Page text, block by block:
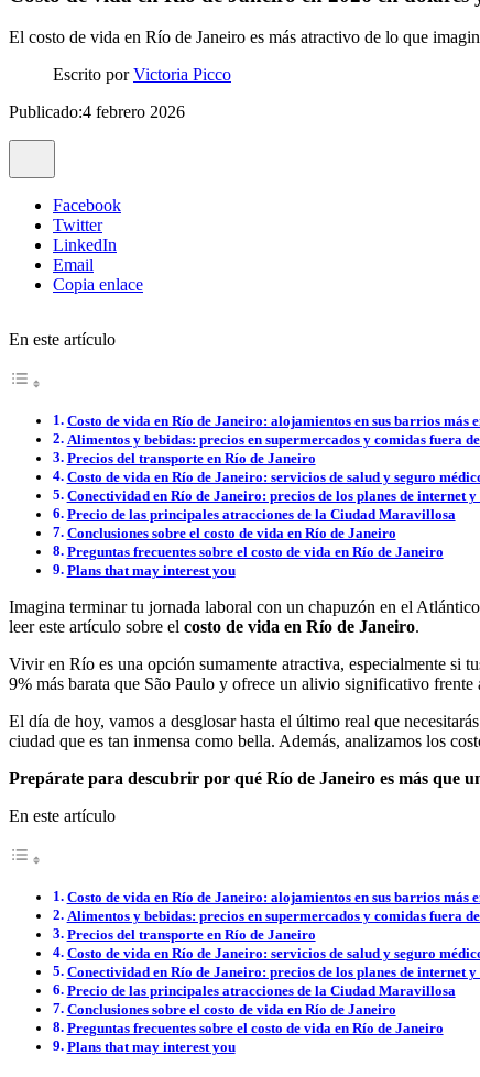
El costo de vida en Río de Janeiro es más atractivo de lo que
Escrito porVictoria Picco
Publicado:4 febrero 2026
Facebook
Twitter
LinkedIn
Email
Copia enlace
En este artículo
Costo de vida en Río de Janeiro: alojamientos en sus barrios más
Alimentos y bebidas: precios en supermercados y comidas fuera
Precios del transporte en Río de Janeiro
Costo de vida en Río de Janeiro: servicios de salud y seguro
Conectividad en Río de Janeiro: precios de los planes de internet
Precio de las principales atracciones de la Ciudad Maravillosa
Conclusiones sobre el costo de vida en Río de Janeiro
Preguntas frecuentes sobre el costo de vida en Río de Janeiro
Plans that may interest you
Imagina terminar tu jornada laboral con un chapuzón en el
leer este artículo sobre el costo de vida en Río de Janeiro.
Vivir en Río es una opción sumamente atractiva, especialmente si
9% más barata que São Paulo y ofrece un alivio significativo frente
El día de hoy, vamos a desglosar hasta el último real que
ciudad que es tan inmensa como bella. Además, analizamos los
Prepárate para descubrir por qué Río de Janeiro es más que
En este artículo
Costo de vida en Río de Janeiro: alojamientos en sus barrios más
Alimentos y bebidas: precios en supermercados y comidas fuera
Precios del transporte en Río de Janeiro
Costo de vida en Río de Janeiro: servicios de salud y seguro
Conectividad en Río de Janeiro: precios de los planes de internet
Precio de las principales atracciones de la Ciudad Maravillosa
Conclusiones sobre el costo de vida en Río de Janeiro
Preguntas frecuentes sobre el costo de vida en Río de Janeiro
Plans that may interest you